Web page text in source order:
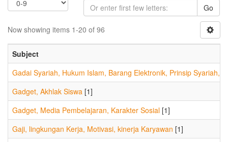
Go
Now showing items 1-20 of 96
Subject
Gadai Syariah, Hukum Islam, Barang Elektronik, Prinsip Syariah,
Gadget, Akhlak Siswa [1]
Gadget, Media Pembelajaran, Karakter Sosial [1]
Gaji, lingkungan Kerja, Motivasi, kinerja Karyawan [1]